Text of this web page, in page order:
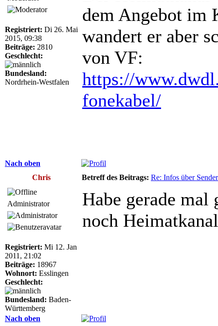
Registriert: Di 26. Mai
2015, 09:38
Beiträge: 2810
Geschlecht:
Bundesland:
Nordrhein-Westfalen
dem Angebot im
wandert er aber
von VF:
https://
fonekabel/
Nach oben
Chris
Betreff des Beitrags: Re: Infos über
Administrator
Registriert: Mi 12. Jan
2011, 21:02
Beiträge: 18967
Wohnort: Esslingen
Geschlecht:
Bundesland: Baden-
Württemberg
Habe gerade mal
noch
Nach oben